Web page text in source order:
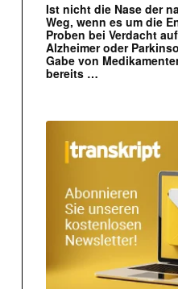
Ist nicht die Nase der
Weg, wenn es um die
Proben bei Verdacht
Alzheimer oder
Gabe von
bereits …